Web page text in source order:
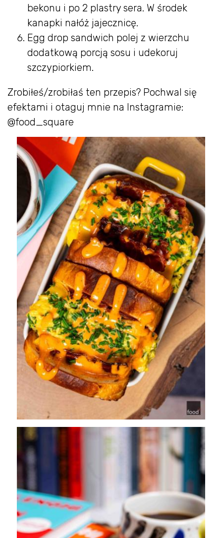
bekonu i po 2 plastry sera. W środek
kanapki nałóż jajecznicę.
Egg drop sandwich polej z wierzchu
dodatkową porcją sosu i udekoruj
szczypiorkiem.
Zrobiłeś/zrobiłaś ten przepis? Pochwal się
efektami i otaguj mnie na Instagramie:
@food_square